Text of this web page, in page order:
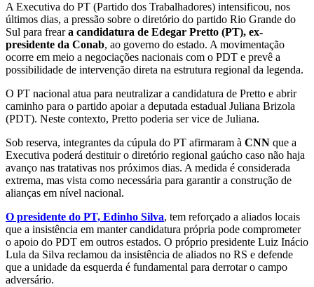
A Executiva do PT (Partido dos Trabalhadores) intensificou, nos
últimos dias, a pressão sobre o diretório do partido Rio Grande do
Sul para freara candidatura de Edegar Pretto (PT), ex-
presidente da Conab, ao governo do estado. A movimentação
ocorre em meio a negociações nacionais com o PDT e prevê a
possibilidade de intervenção direta na estrutura regional da legenda.
O PT nacional atua para neutralizar a candidatura de Pretto e abrir
caminho para o partido apoiar a deputada estadual Juliana Brizola
(PDT). Neste contexto, Pretto poderia ser vice de Juliana.
Sob reserva, integrantes da cúpula do PT afirmaram à CNN que a
Executiva poderá destituir o diretório regional gaúcho caso não haja
avanço nas tratativas nos próximos dias. A medida é considerada
extrema, mas vista como necessária para garantir a construção de
alianças em nível nacional.
O presidente do PT, Edinho Silva, tem reforçado a aliados locais
que a insistência em manter candidatura própria pode comprometer
o apoio do PDT em outros estados. O próprio presidente Luiz Inácio
Lula da Silva reclamou da insistência de aliados no RS e defende
que a unidade da esquerda é fundamental para derrotar o campo
adversário.